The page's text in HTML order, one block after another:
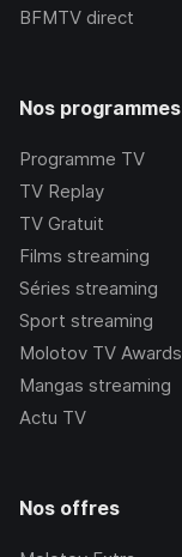
BFMTV direct
Nos programmes
Programme TV
TV Replay
TV Gratuit
Films streaming
Séries streaming
Sport streaming
Molotov TV Awards
Mangas streaming
Actu TV
Nos offres